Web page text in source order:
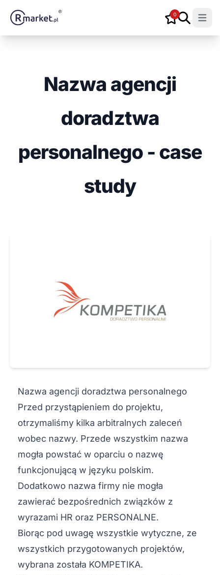
0
Open
Nazwa agencji
doradztwa
personalnego - case
study
Nazwa agencji doradztwa personalnego
Przed przystąpieniem do projektu,
otrzymaliśmy kilka arbitralnych zaleceń
wobec nazwy. Przede wszystkim nazwa
mogła powstać w oparciu o nazwę
funkcjonującą w języku polskim.
Dodatkowo nazwa firmy nie mogła
zawierać bezpośrednich związków z
wyrazami HR oraz PERSONALNE.
Biorąc pod uwagę wszystkie wytyczne, ze
wszystkich przygotowanych projektów,
wybrana została KOMPETIKA.